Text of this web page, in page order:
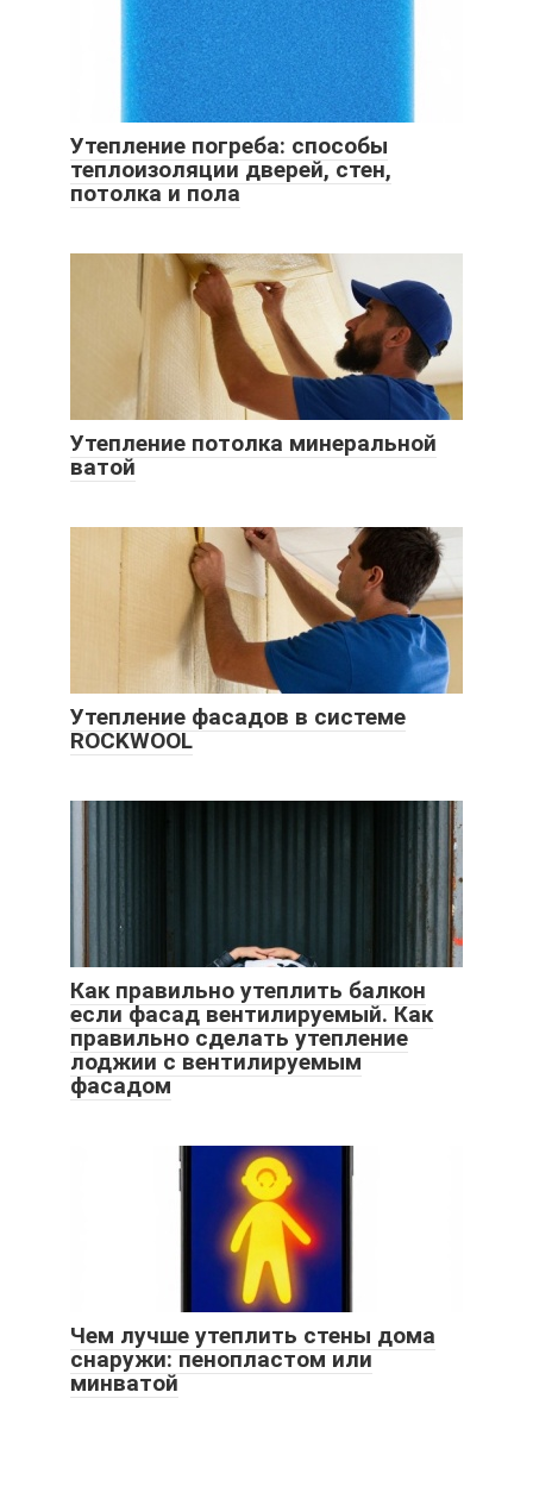
Утепление погреба: способы
теплоизоляции дверей, стен,
потолка и пола
Утепление потолка минеральной
ватой
Утепление фасадов в системе
ROCKWOOL
Как правильно утеплить балкон
если фасад вентилируемый. Как
правильно сделать утепление
лоджии с вентилируемым
фасадом
Чем лучше утеплить стены дома
снаружи: пенопластом или
минватой